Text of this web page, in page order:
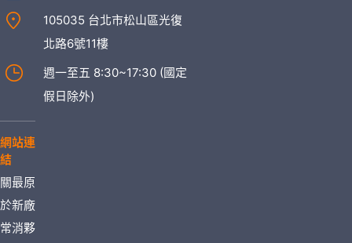
105035 台北市松山區光復
北路6號11樓
週一至五 8:30~17:30 (國定
假日除外)
網站連
結
關
於
常
最
新
消
原
廠
夥